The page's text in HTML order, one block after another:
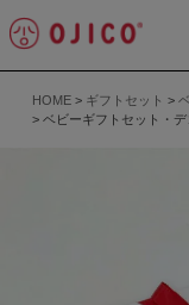
HOME ギフトセット
ベビーギフトセット・